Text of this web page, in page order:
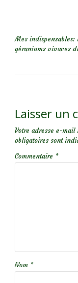
Mes indispensables:
géraniums vivaces
Laisser un
Votre adresse e-mail
obligatoires sont
Commentaire *
Nom *